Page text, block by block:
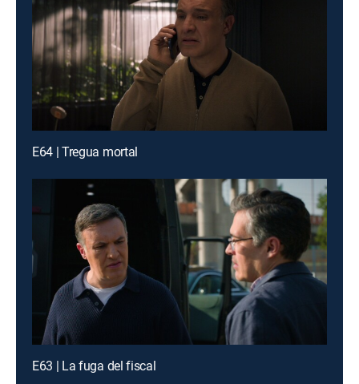
E64 | Tregua mortal
E63 | La fuga del fiscal